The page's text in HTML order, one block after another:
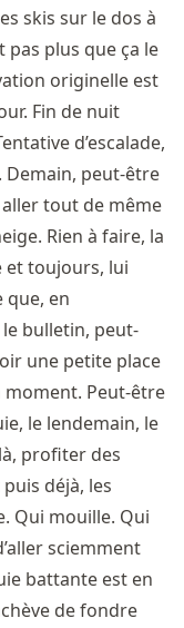
skis sur le dos à
pas plus que ça le
originelle est
Fin de nuit
d’escalade,
Demain, peut-être
tout de même
Rien à faire, la
et toujours, lui
que, en
bulletin, peut-
une petite place
Peut-être
le lendemain, le
profiter des
déjà, les
Qui mouille. Qui
sciemment
battante est en
de fondre